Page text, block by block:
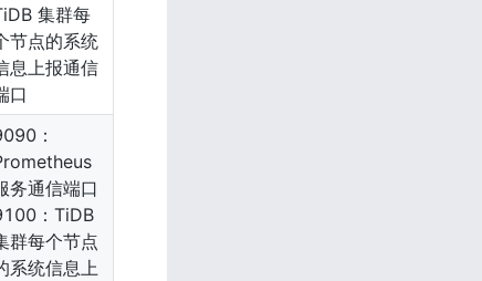
集群每
节点的系统
息上报通信
口
：
务通信端口
：TiDB
群每个节点
系统信息上